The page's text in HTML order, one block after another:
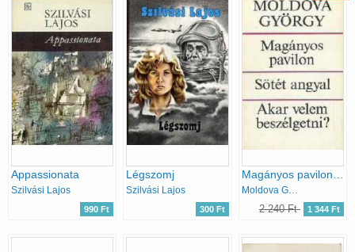
Appassionata
Szilvási Lajos
990 Ft
Légszomj
Szilvási Lajos
300 Ft
Moldova György
2 240 Ft 1 344 Ft